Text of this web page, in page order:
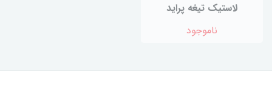
لاستیک تیغه پراید
ناموجود